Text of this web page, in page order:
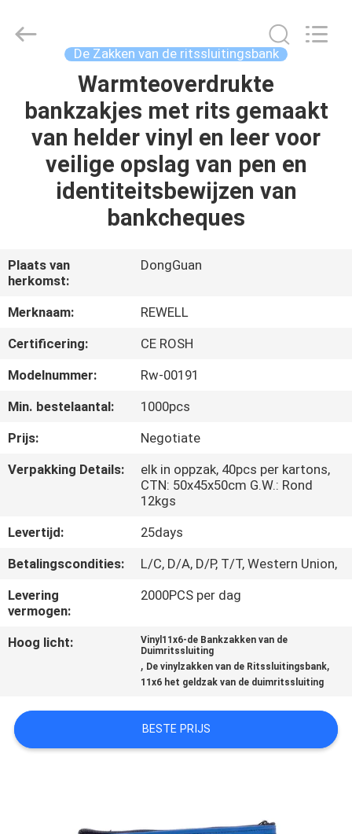
PRODUCTEN
ONGEVEER
FABRIEKSREIS
KWALITEITSCONTROLE
PRIVACY
POLICY
Limited.
De Zakken van de ritssluitingsbank
Warmteoverdrukte
bankzakjes met rits gemaakt
van helder vinyl en leer voor
veilige opslag van pen en
identiteitsbewijzen van
bankcheques
Plaats van
herkomst:
DongGuan
Merknaam:
REWELL
Certificering:
CE ROSH
Modelnummer:
Rw-00191
Min. bestelaantal:
1000pcs
Prijs:
Negotiate
Verpakking Details:
elk in oppzak, 40pcs per kartons,
CTN: 50x45x50cm G.W.: Rond
12kgs
Levertijd:
25days
Betalingscondities:
L/C, D/A, D/P, T/T, Western Union,
Levering
vermogen:
2000PCS per dag
Hoog licht:
Vinyl11x6-de Bankzakken van de
Duimritssluiting
, De vinylzakken van de Ritssluitingsbank,
11x6 het geldzak van de duimritssluiting
BESTE PRIJS